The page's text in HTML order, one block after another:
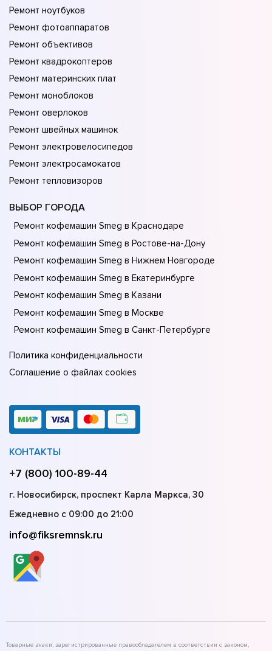
Ремонт ноутбуков
Ремонт фотоаппаратов
Ремонт объективов
Ремонт квадрокоптеров
Ремонт материнских плат
Ремонт моноблоков
Ремонт оверлоков
Ремонт швейных машинок
Ремонт электровелосипедов
Ремонт электросамокатов
Ремонт тепловизоров
ВЫБОР ГОРОДА
Ремонт кофемашин Smeg в Краснодаре
Ремонт кофемашин Smeg в Ростове-на-Донy
Ремонт кофемашин Smeg в Нижнем Новгороде
Ремонт кофемашин Smeg в Екатеринбурге
Ремонт кофемашин Smeg в Казани
Ремонт кофемашин Smeg в Москве
Ремонт кофемашин Smeg в Санкт-Петербурге
Политика конфиденциальности
Соглашение о файлах cookies
КОНТАКТЫ
+7 (800) 100-89-44
г. Новосибирск, проспект Карла Маркса, 30
Ежедневно с 09:00 до 21:00
info@fiksremnsk.ru
Товарные знаки, зарегистрированные правообладателем в соответствии с законом,